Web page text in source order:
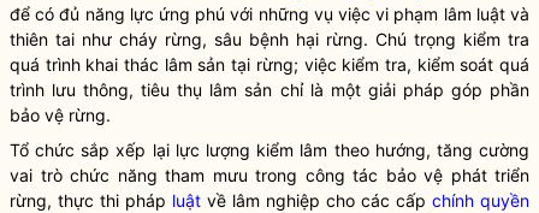
để có đủ năng lực ứng phú với những vụ việc vi phạm lâm luật và
thiên tai như cháy rừng, sâu bệnh hại rừng. Chú trọng kiểm tra
quá trình khai thác lâm sản tại rừng; việc kiểm tra, kiểm soát quá
trình lưu thông, tiêu thụ lâm sản chỉ là một giải pháp góp phần
bảo vệ rừng.
Tổ chức sắp xếp lại lực lượng kiểm lâm theo hướng, tăng cường
vai trò chức năng tham mưu trong công tác bảo vệ phát triển
rừng, thực thi pháp luật về lâm nghiệp cho các cấp chính quyền